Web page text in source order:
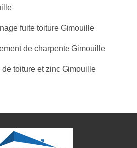
fuite toiture Gimouille
de charpente Gimouille
de toiture et zinc Gimouille